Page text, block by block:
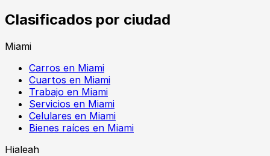
Clasificados por ciudad
Miami
Carros en Miami
Cuartos en Miami
Trabajo en Miami
Servicios en Miami
Celulares en Miami
Bienes raíces en Miami
Hialeah